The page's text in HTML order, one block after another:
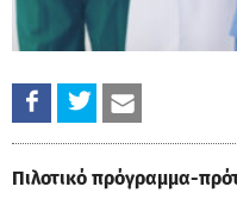
Πιλοτικό πρόγραμμα-